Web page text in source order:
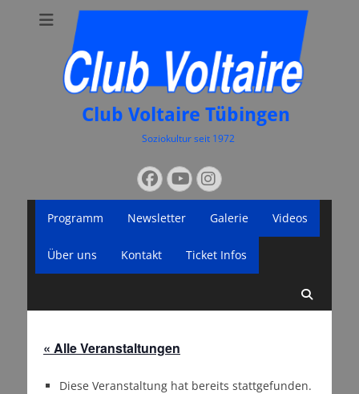
Club Voltaire Tübingen
Soziokultur seit 1972
nach:
Facebook
YouTube
Instagram
Menü
Inhalt
Programm Newsletter Galerie Videos
Über uns Kontakt Ticket Infos
« Alle Veranstaltungen
Diese Veranstaltung hat bereits stattgefunden.